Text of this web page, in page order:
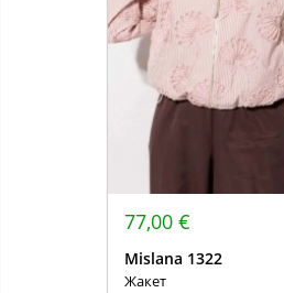
77,00 €
Mislana 1322
Жакет